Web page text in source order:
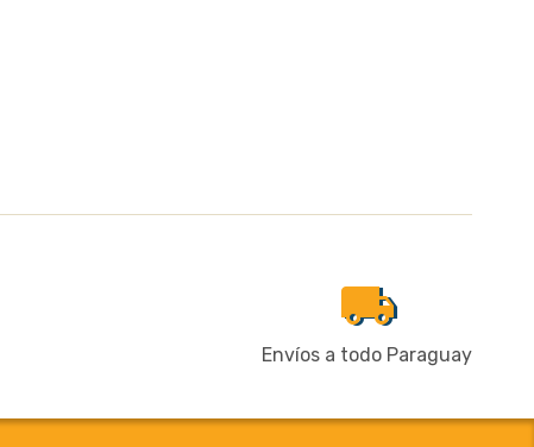
local_shipping
Envíos a todo Paraguay